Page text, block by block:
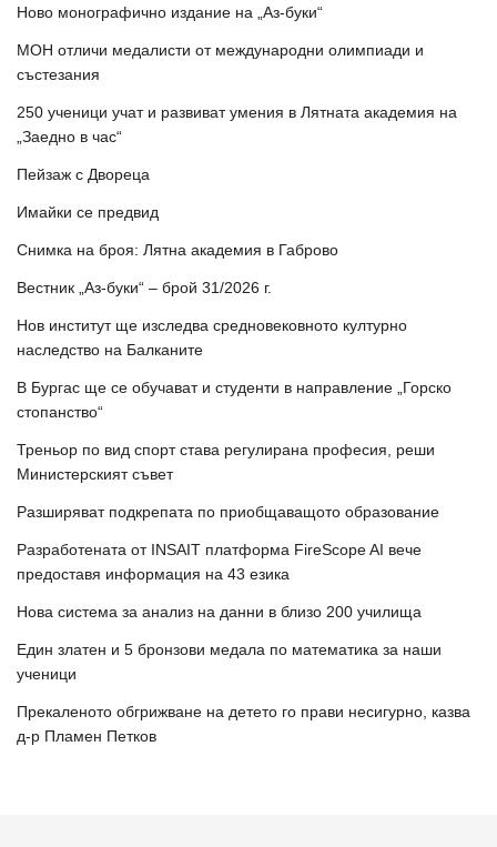
Ново монографично издание на „Аз-буки“
МОН отличи медалисти от международни олимпиади и
състезания
250 ученици учат и развиват умения в Лятната академия на
„Заедно в час“
Пейзаж с Двореца
Имайки се предвид
Снимка на броя: Лятна академия в Габрово
Вестник „Аз-буки“ – брой 31/2026 г.
Нов институт ще изследва средновековното културно
наследство на Балканите
В Бургас ще се обучават и студенти в направление „Горско
стопанство“
Треньор по вид спорт става регулирана професия, реши
Министерският съвет
Разширяват подкрепата по приобщаващото образование
Разработената от INSAIT платформа FireScope AI вече
предоставя информация на 43 езика
Нова система за анализ на данни в близо 200 училища
Един златен и 5 бронзови медала по математика за наши
ученици
Прекаленото обгрижване на детето го прави несигурно, казва
д-р Пламен Петков